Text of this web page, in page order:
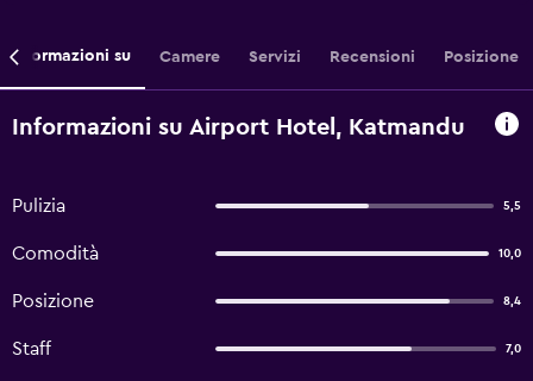
Informazioni su Camere Servizi Recensioni Posizione
Informazioni su Airport Hotel, Katmandu
Pulizia 5,5
Comodità 10,0
Posizione 8,4
Staff 7,0